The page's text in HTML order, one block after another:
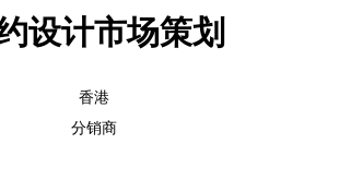
设计市场策划
香港
分销商